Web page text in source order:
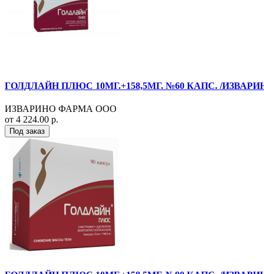
ГОЛДЛАЙН ПЛЮС 10МГ.+158,5МГ. №60 КАПС. /
ИЗВАРИНО ФАРМА ООО
от 4 224.00 р.
Под заказ